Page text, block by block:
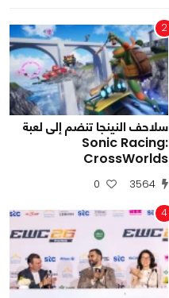
2
سلاحف النينجا تنضم إلى لعبة
Sonic Racing:
CrossWorlds
3564
0
4